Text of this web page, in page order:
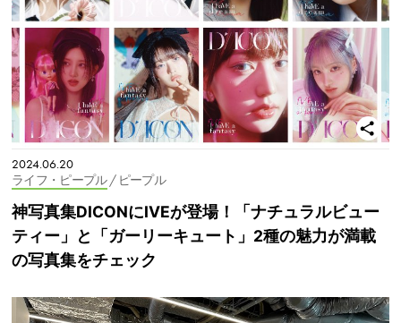
2024.06.20
ライフ・ピープル/ ピープル
神写真集DICONにIVEが登場！「ナチュラルビュー
ティー」と「ガーリーキュート」2種の魅力が満載
の写真集をチェック